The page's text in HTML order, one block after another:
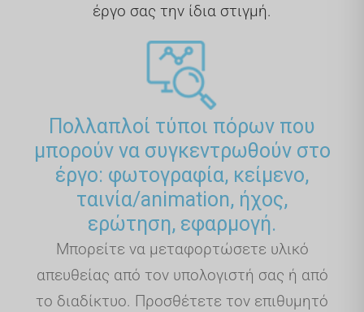
έργο σας την ίδια στιγμή.
Πολλαπλοί τύποι πόρων που
μπορούν να συγκεντρωθούν στο
έργο: φωτογραφία, κείμενο,
ταινία/animation, ήχος,
ερώτηση, εφαρμογή.
Μπορείτε να μεταφορτώσετε υλικό
απευθείας από τον υπολογιστή σας ή από
το διαδίκτυο. Προσθέτετε τον επιθυμητό